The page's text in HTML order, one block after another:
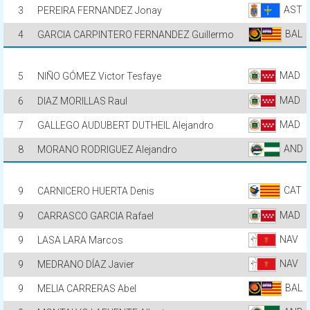
3 PEREIRA FERNANDEZ Jonay AST
4 GARCIA CARPINTERO FERNANDEZ Guillermo BAL
5 NIÑO GÓMEZ Victor Tesfaye MAD
6 DIAZ MORILLAS Raul MAD
7 GALLEGO AUDUBERT DUTHEIL Alejandro MAD
8 MORANO RODRIGUEZ Alejandro AND
9 CARNICERO HUERTA Denis CAT
9 CARRASCO GARCIA Rafael MAD
9 LASA LARA Marcos NAV
9 MEDRANO DÍAZ Javier NAV
9 MELIA CARRERAS Abel BAL